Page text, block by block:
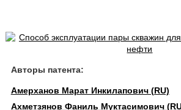
Авторы патента:
Амерханов Марат Инкилапович (RU)
Ахметзянов Фаниль Муктасимович